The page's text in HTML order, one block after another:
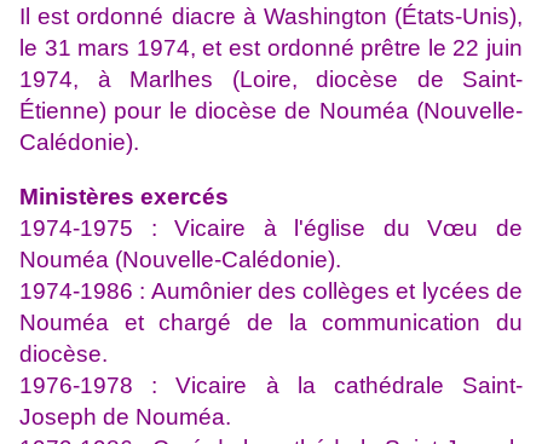
Il est ordonné diacre à Washington (États-Unis),
le 31 mars 1974, et est ordonné prêtre le 22 juin
1974, à Marlhes (Loire, diocèse de Saint-
Étienne) pour le diocèse de Nouméa (Nouvelle-
Calédonie).
Ministères exercés
1974-1975 : Vicaire à l'église du Vœu de
Nouméa (Nouvelle-Calédonie).
1974-1986 : Aumônier des collèges et lycées de
Nouméa et chargé de la communication du
diocèse.
1976-1978 : Vicaire à la cathédrale Saint-
Joseph de Nouméa.